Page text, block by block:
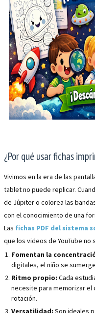
¿Por qué usar fichas
Vivimos en la era de las
tablet no puede replicar.
de Júpiter o colorea las
con el conocimiento de una
Las fichas PDF del sistema
que los videos de YouTube no
Fomentan la
digitales, el niño se
Ritmo propio: Cada
necesite para memorizar el
rotación.
Versatilidad: Son ideales